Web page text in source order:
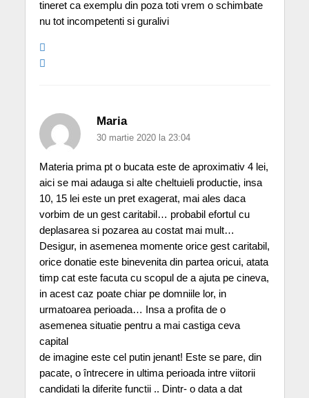
tineret ca exemplu din poza toti vrem o schimbate
nu tot incompetenti si guralivi
Maria
30 martie 2020 la 23:04
Materia prima pt o bucata este de aproximativ 4 lei,
aici se mai adauga si alte cheltuieli productie, insa
10, 15 lei este un pret exagerat, mai ales daca
vorbim de un gest caritabil… probabil efortul cu
deplasarea si pozarea au costat mai mult…
Desigur, in asemenea momente orice gest caritabil,
orice donatie este binevenita din partea oricui, atata
timp cat este facuta cu scopul de a ajuta pe cineva,
in acest caz poate chiar pe domniile lor, in
urmatoarea perioada… Insa a profita de o
asemenea situatie pentru a mai castiga ceva
capital
de imagine este cel putin jenant! Este se pare, din
pacate, o întrecere in ultima perioada intre viitorii
candidati la diferite functii .. Dintr- o data a dat